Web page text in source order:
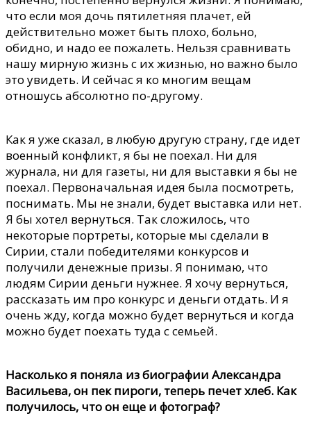
что если моя дочь пятилетняя плачет, ей
действительно может быть плохо, больно,
обидно, и надо ее пожалеть. Нельзя сравнивать
нашу мирную жизнь с их жизнью, но важно было
это увидеть. И сейчас я ко многим вещам
отношусь абсолютно по-другому.
Как я уже сказал, в любую другую страну, где идет
военный конфликт, я бы не поехал. Ни для
журнала, ни для газеты, ни для выставки я бы не
поехал. Первоначальная идея была посмотреть,
поснимать. Мы не знали, будет выставка или нет.
Я бы хотел вернуться. Так сложилось, что
некоторые портреты, которые мы сделали в
Сирии, стали победителями конкурсов и
получили денежные призы. Я понимаю, что
людям Сирии деньги нужнее. Я хочу вернуться,
рассказать им про конкурс и деньги отдать. И я
очень жду, когда можно будет вернуться и когда
можно будет поехать туда с семьей.
Насколько я поняла из биографии Александра
Васильева, он пек пироги, теперь печет хлеб. Как
получилось, что он еще и фотограф?